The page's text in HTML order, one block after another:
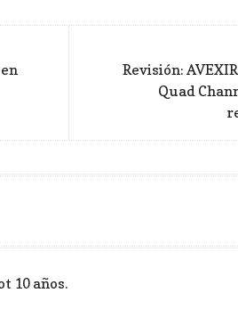
Revisión:
Quad
10 años.